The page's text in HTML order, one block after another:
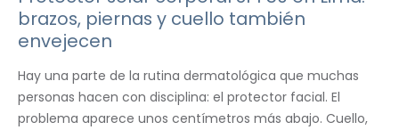
brazos, piernas y cuello también
envejecen
Hay una parte de la rutina dermatológica que muchas
personas hacen con disciplina: el protector facial. El
problema aparece unos centímetros más abajo. Cuello,